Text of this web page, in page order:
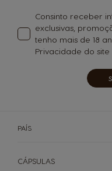
Consinto receber
exclusivas,
tenho mais de 18
Privacidade do site
PAÍS
CÁPSULAS